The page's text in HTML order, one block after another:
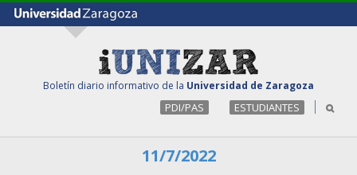
Boletín diario informativo de la Universidad de Zaragoza
PDI/PAS ESTUDIANTES
11/7/2022